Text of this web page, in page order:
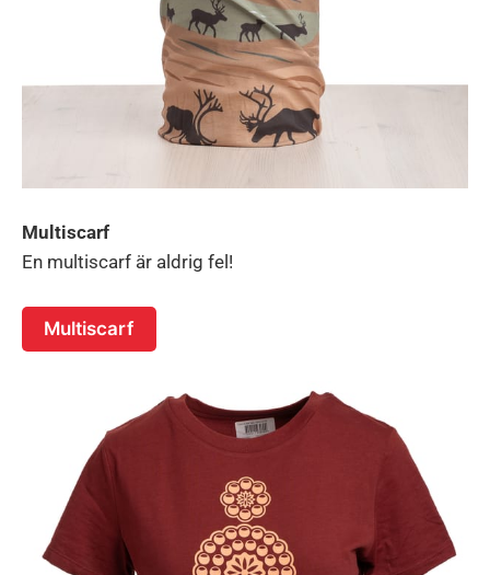
Multiscarf
En multiscarf är aldrig fel!
Multiscarf